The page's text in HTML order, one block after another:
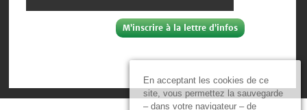
En acceptant les cookies de ce
site, vous permettez la sauvegarde
– dans votre navigateur – de